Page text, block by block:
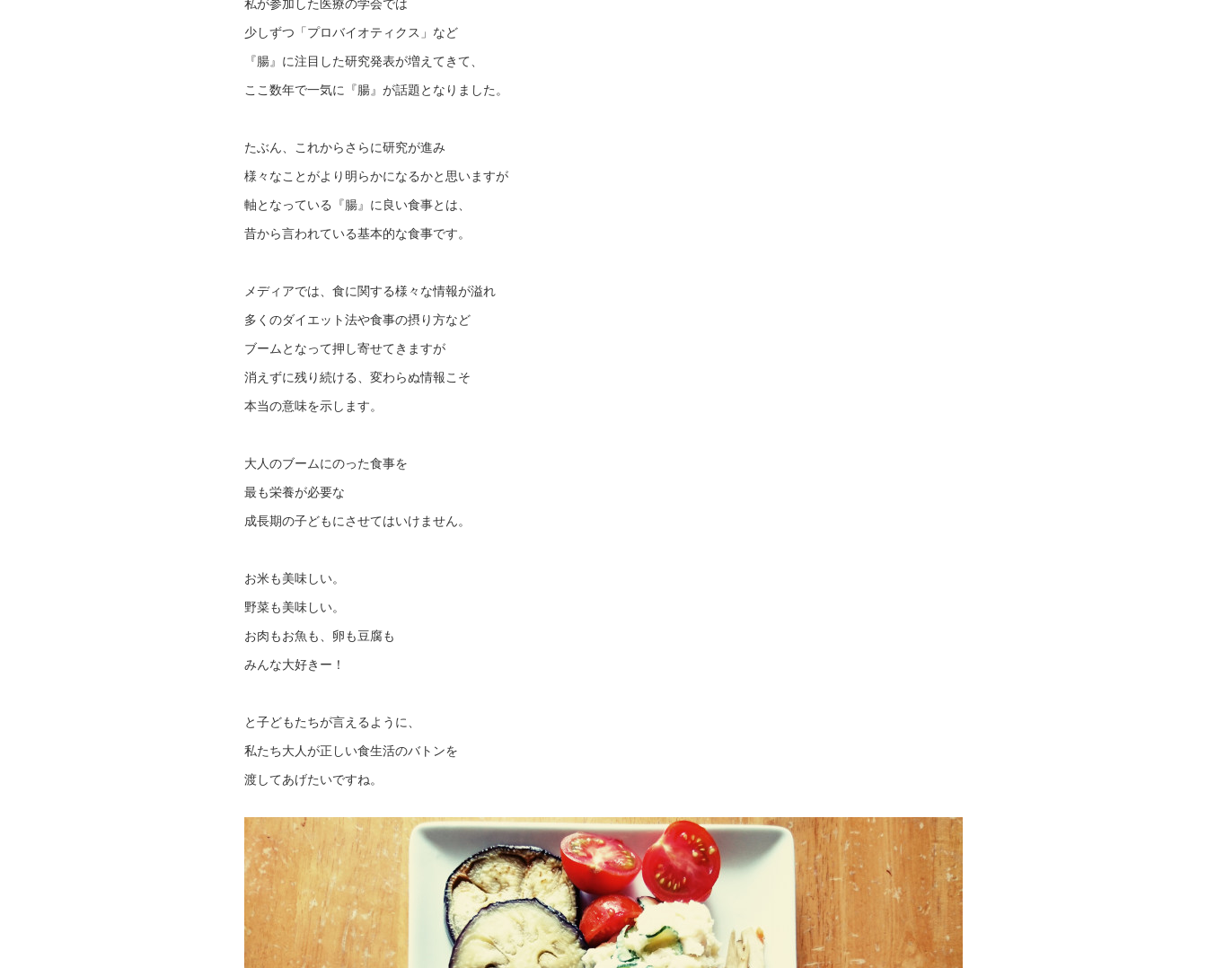
少しずつ「プロバイオティクス」など
『腸』に注目した研究発表が増えてきて、
ここ数年で一気に『腸』が話題となりました。
たぶん、これからさらに研究が進み
様々なことがより明らかになるかと思いますが
軸となっている『腸』に良い食事とは、
昔から言われている基本的な食事です。
メディアでは、食に関する様々な情報が溢れ
多くのダイエット法や食事の摂り方など
ブームとなって押し寄せてきますが
消えずに残り続ける、変わらぬ情報こそ
本当の意味を示します。
大人のブームにのった食事を
最も栄養が必要な
成長期の子どもにさせてはいけません。
お米も美味しい。
野菜も美味しい。
お肉もお魚も、卵も豆腐も
みんな大好きー！
と子どもたちが言えるように、
私たち大人が正しい食生活のバトンを
渡してあげたいですね。